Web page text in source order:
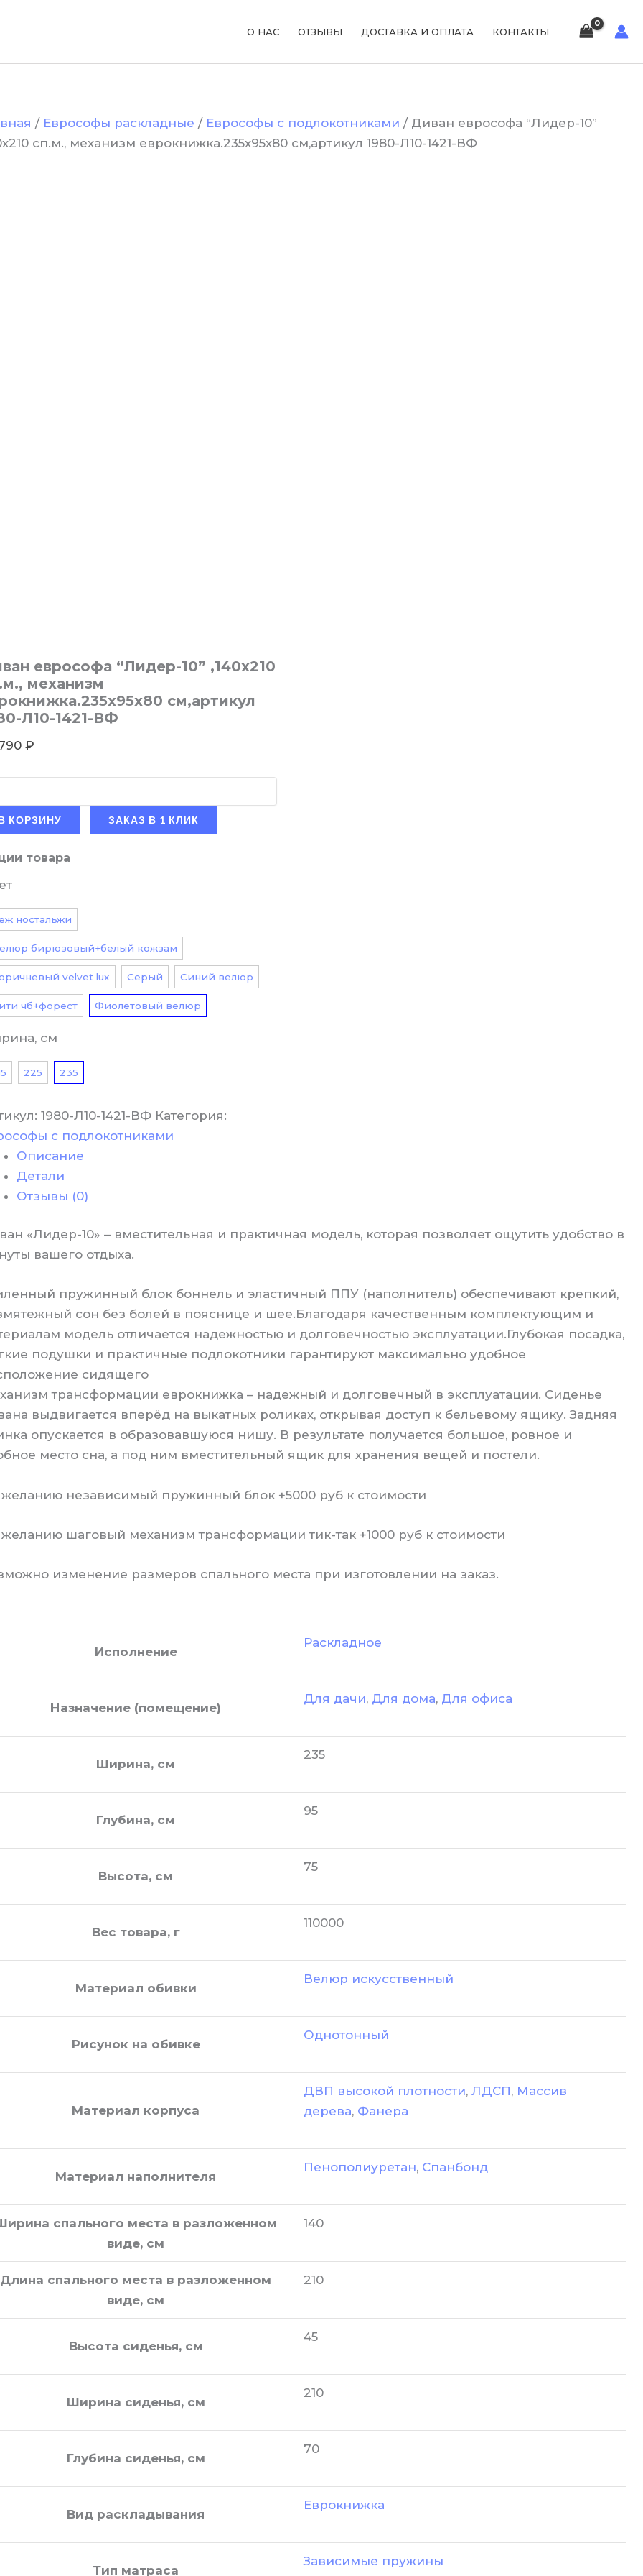
О НАС ОТЗЫВЫ ДОСТАВКА И ОПЛАТА КОНТАКТЫ
/ Еврософы раскладные / Еврософы с подлокотниками / Диван еврософа “Лидер-10”
сп.м., механизм еврокнижка.235х95х80 см,артикул 1980-Л10-1421-ВФ
еврософа “Лидер-10” ,140х210
механизм
см,артикул
Л10-1421-ВФ
₽
10”
КОРЗИНУ ЗАКАЗ В 1 КЛИК
товара
ностальжи
бирюзовый+белый кожзам
velvet lux Серый Синий велюр
чб+форест Фиолетовый велюр
см
225 235
1980-Л10-1421-ВФ Категория:
с подлокотниками
Описание
Детали
Отзывы (0)
«Лидер-10» – вместительная и практичная модель, которая позволяет ощутить удобство в
вашего отдыха.
пружинный блок боннель и эластичный ППУ (наполнитель) обеспечивают крепкий,
сон без болей в пояснице и шее.Благодаря качественным комплектующим и
модель отличается надежностью и долговечностью эксплуатации.Глубокая посадка,
подушки и практичные подлокотники гарантируют максимально удобное
сидящего
трансформации еврокнижка – надежный и долговечный в эксплуатации. Сиденье
выдвигается вперёд на выкатных роликах, открывая доступ к бельевому ящику. Задняя
опускается в образовавшуюся нишу. В результате получается большое, ровное и
место сна, а под ним вместительный ящик для хранения вещей и постели.
независимый пружинный блок +5000 руб к стоимости
шаговый механизм трансформации тик-так +1000 руб к стоимости
изменение размеров спального места при изготовлении на заказ.
Исполнение
Раскладное
Назначение (помещение)
Для дачи, Для дома, Для офиса
Ширина, см
235
Глубина, см
95
Высота, см
75
Вес товара, г
110000
Материал обивки
Велюр искусственный
Рисунок на обивке
Однотонный
Материал корпуса
ДВП высокой плотности, ЛДСП, Массив
дерева, Фанера
Материал наполнителя
Пенополиуретан, Спанбонд
спального места в разложенном
виде, см
140
Длина спального места в разложенном
виде, см
210
Высота сиденья, см
45
Ширина сиденья, см
210
Глубина сиденья, см
70
Вид раскладывания
Еврокнижка
Тип матраса
Зависимые пружины